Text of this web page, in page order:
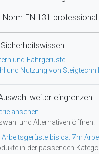
Norm EN 131 professional.
und Fahrgerüste
und Nutzung von
weiter eingrenzen
ansehen
und Alternativen öffnen.
Arbeitsgerüste bis ca. 7m
in der passenden